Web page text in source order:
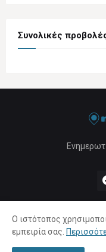
Συνολικές
Αρχική About Us
Ο ιστότοπος
εμπειρία σας.